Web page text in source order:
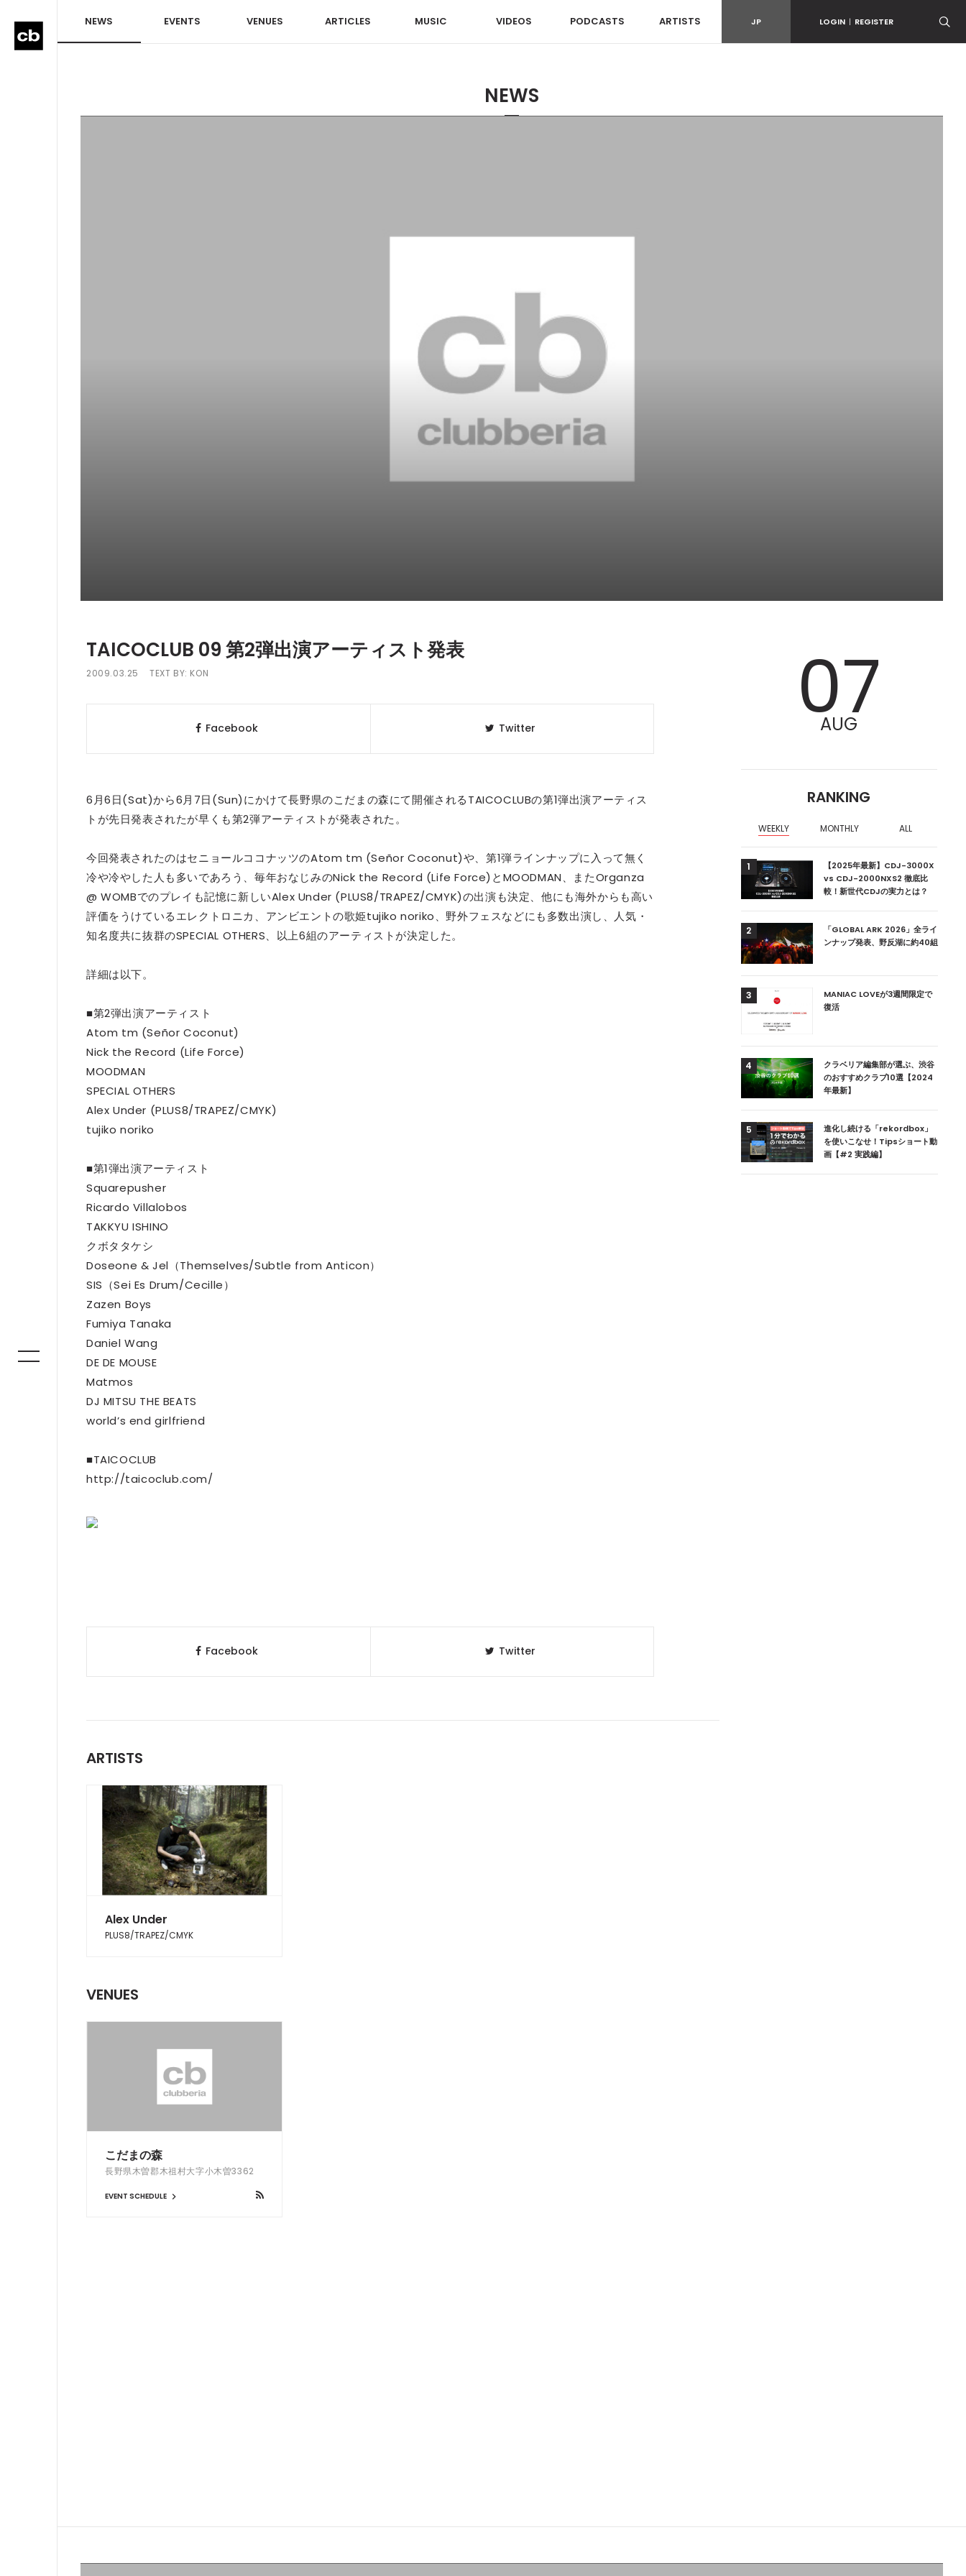
NEWS EVENTS VENUES ARTICLES MUSIC VIDEOS PODCASTS ARTISTS JP LOGIN | REGISTER
NEWS
TAICOCLUB 09 第2弾出演アーティスト発表
2009.03.25 TEXT BY: KON
Facebook Twitter
6月6日(Sat)から6月7日(Sun)にかけて長野県のこだまの森にて開催されるTAICOCLUBの第1弾出演アーティス
トが先日発表されたが早くも第2弾アーティストが発表された。
今回発表されたのはセニョールココナッツのAtom tm (Señor Coconut)や、第1弾ラインナップに入って無く
冷や冷やした人も多いであろう、毎年おなじみのNick the Record (Life Force)とMOODMAN、またOrganza
@ WOMBでのプレイも記憶に新しいAlex Under (PLUS8/TRAPEZ/CMYK)の出演も決定、他にも海外からも高い
評価をうけているエレクトロニカ、アンビエントの歌姫tujiko noriko、野外フェスなどにも多数出演し、人気・
知名度共に抜群のSPECIAL OTHERS、以上6組のアーティストが決定した。
詳細は以下。
■第2弾出演アーティスト
Atom tm (Señor Coconut)
Nick the Record (Life Force)
MOODMAN
SPECIAL OTHERS
Alex Under (PLUS8/TRAPEZ/CMYK)
tujiko noriko
■第1弾出演アーティスト
Squarepusher
Ricardo Villalobos
TAKKYU ISHINO
クボタタケシ
Doseone & Jel（Themselves/Subtle from Anticon）
SIS（Sei Es Drum/Cecille）
Zazen Boys
Fumiya Tanaka
Daniel Wang
DE DE MOUSE
Matmos
DJ MITSU THE BEATS
world’s end girlfriend
■TAICOCLUB
http://taicoclub.com/
Facebook Twitter
ARTISTS
Alex Under
PLUS8/TRAPEZ/CMYK
VENUES
こだまの森
長野県木曽郡木祖村大字小木曽3362
EVENT SCHEDULE
07
AUG
RANKING
WEEKLY MONTHLY ALL
1
クラベリア編集部が選ぶ、渋谷
のおすすめクラブ10選【2024
年最新】
1
【2025年最新】CDJ-3000X
vs CDJ-2000NXS2 徹底比
較！新世代CDJの実力とは？
2
「GLOBAL ARK 2026」全ライ
ンナップ発表、野反湖に約40組
3
MANIAC LOVEが3週間限定で
復活
4
クラベリア編集部が選ぶ、渋谷
のおすすめクラブ10選【2024
年最新】
5
進化し続ける「rekordbox」
を使いこなせ！Tipsショート動
画【#2 実践編】